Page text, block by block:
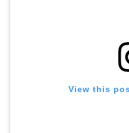
View this